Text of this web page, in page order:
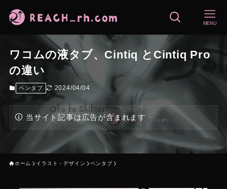
MENU
ワコムの液タブ、Cintiq とCintiq Pro
の違い
ペンタブ 2024/04/04
当サイト記事は広告が含まれます
ホーム イラスト・デザイン ペンタブ